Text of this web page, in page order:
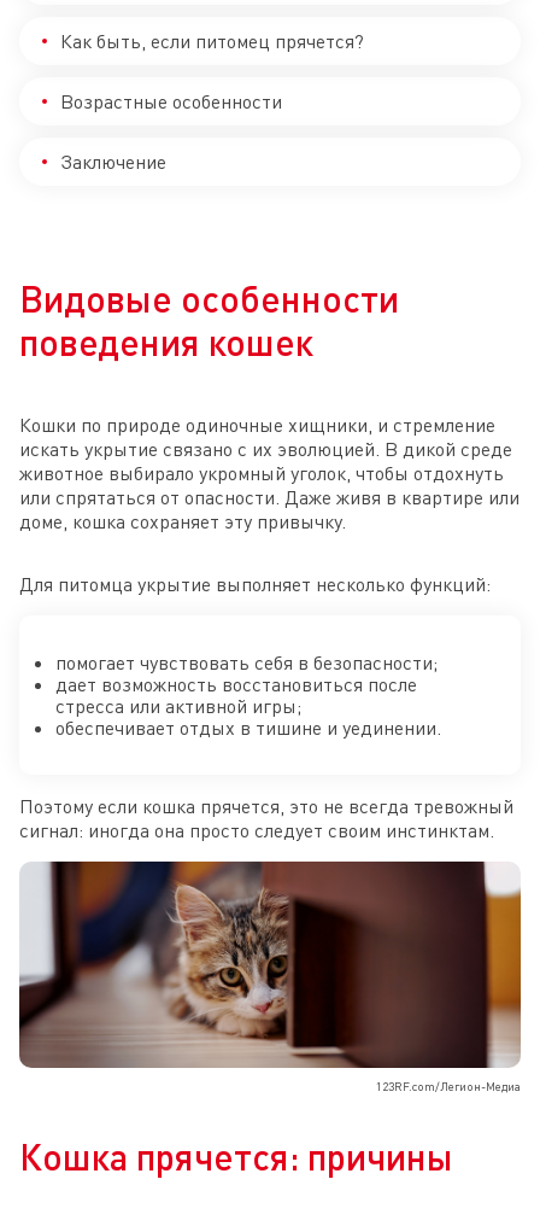
Как быть, если питомец прячется?
Возрастные особенности
Заключение
Видовые особенности
поведения кошек
Кошки по природе одиночные хищники, и стремление
искать укрытие связано с их эволюцией. В дикой среде
животное выбирало укромный уголок, чтобы отдохнуть
или спрятаться от опасности. Даже живя в квартире или
доме, кошка сохраняет эту привычку.
Для питомца укрытие выполняет несколько функций:
помогает чувствовать себя в безопасности;
дает возможность восстановиться после
стресса или активной игры;
обеспечивает отдых в тишине и уединении.
Поэтому если кошка прячется, это не всегда тревожный
сигнал: иногда она просто следует своим инстинктам.
123RF.com/Легион-Медиа
Кошка прячется: причины